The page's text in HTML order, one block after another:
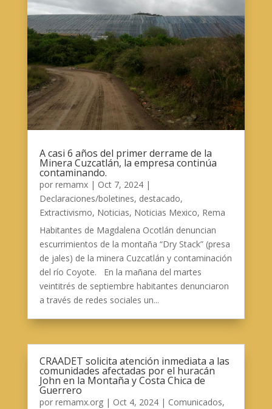
A casi 6 años del primer derrame de la
Minera Cuzcatlán, la empresa continúa
contaminando.
por remamx| Oct 7, 2024|
Declaraciones/boletines, destacado,
Extractivismo, Noticias, Noticias Mexico, Rema
Habitantes de Magdalena Ocotlán denuncian
escurrimientos de la montaña “Dry Stack” (presa
de jales) de la minera Cuzcatlán y contaminación
del río Coyote. En la mañana del martes
veintitrés de septiembre habitantes denunciaron
a través de redes sociales un...
CRAADET solicita atención inmediata a las
comunidades afectadas por el huracán
John en la Montaña y Costa Chica de
Guerrero
por remamx.org| Oct 4, 2024| Comunicados,